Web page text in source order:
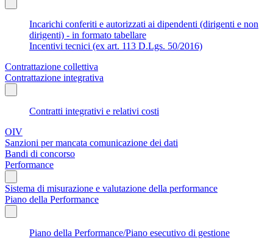
Incarichi conferiti e autorizzati ai dipendenti (dirigenti e non
dirigenti) - in formato tabellare
Incentivi tecnici (ex art. 113 D.Lgs. 50/2016)
Contrattazione collettiva
Contrattazione integrativa
Contratti integrativi e relativi costi
OIV
Sanzioni per mancata comunicazione dei dati
Bandi di concorso
Performance
Sistema di misurazione e valutazione della performance
Piano della Performance
Piano della Performance/Piano esecutivo di gestione